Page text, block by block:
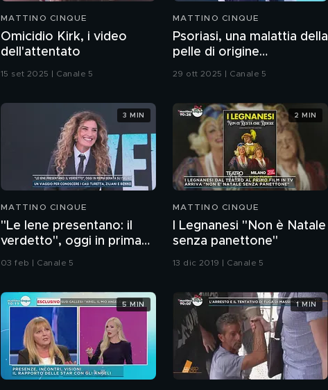
MATTINO CINQUE
Omicidio Kirk, i video
dell'attentato
15 set 2025 | Canale 5
MATTINO CINQUE
Psoriasi, una malattia della
pelle di origine
autoimmune
29 ott 2025 | Canale 5
MATTINO CINQUE
"Le Iene presentano: il
verdetto", oggi in prima
serata su Italia 1
03 feb | Canale 5
3 MIN
MATTINO CINQUE
I Legnanesi "Non è Natale
senza panettone"
13 dic 2019 | Canale 5
2 MIN
5 MIN 1 MIN